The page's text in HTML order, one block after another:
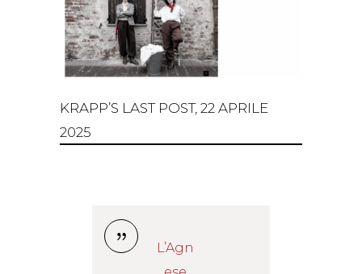
KRAPP’S LAST POST, 22 APRILE
2025
L’Agn